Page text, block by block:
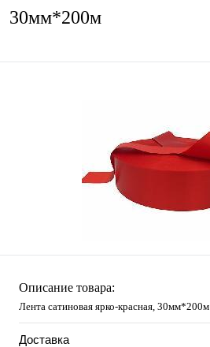
30мм*200м
Описание товара:
Лента сатиновая ярко-красная, 30мм*200м
Доставка